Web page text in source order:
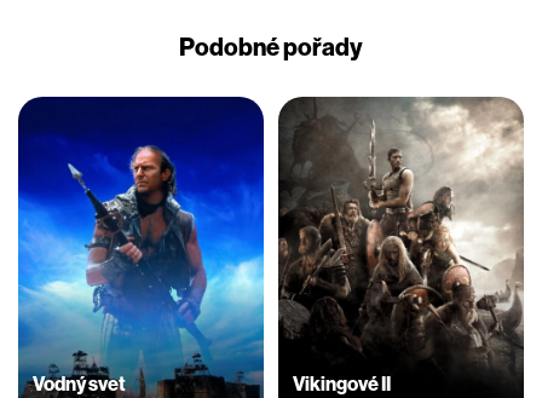
Podobné pořady
Vodný svet Vikingové II